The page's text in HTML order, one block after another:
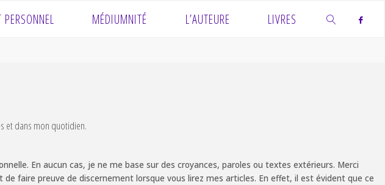
PERSONNEL MÉDIUMNITÉ L’AUTEURE LIVRES
et dans mon quotidien.
En aucun cas, je ne me base sur des croyances, paroles ou textes extérieurs. Merci
faire preuve de discernement lorsque vous lirez mes articles. En effet, il est évident que ce